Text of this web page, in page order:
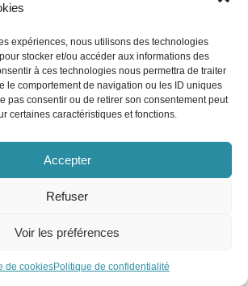
expériences, nous utilisons des technologies
stocker et/ou accéder aux informations des
à ces technologies nous permettra de traiter
le comportement de navigation ou les ID uniques
pas consentir ou de retirer son consentement peut
certaines caractéristiques et fonctions.
Accepter
Refuser
Voir les préférences
de cookiesPolitique de confidentialité